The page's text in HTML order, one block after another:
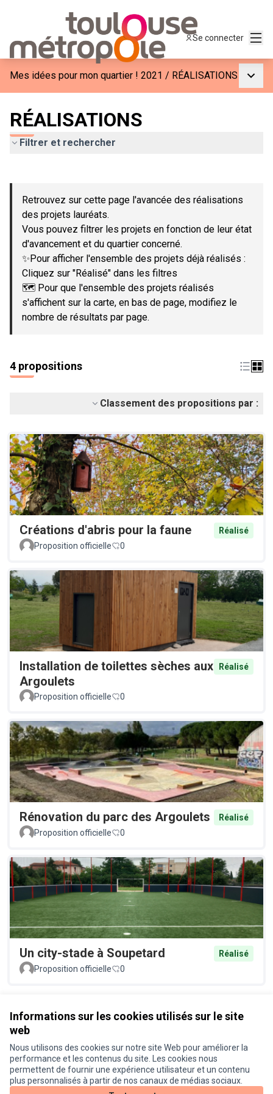
Informations sur les cookies utilisés sur le site
web
Nous utilisons des cookies sur notre site Web pour améliorer la
performance et les contenus du site. Les cookies nous
permettent de fournir une expérience utilisateur et un contenu
plus personnalisés à partir de nos canaux de médias sociaux.
Se connecter
Mes idées pour mon quartier ! 2021 / RÉALISATIONS
RÉALISATIONS
Filtrer et rechercher
−
Retrouvez sur cette page l'avancée des réalisations
des projets lauréats.
Vous pouvez filtrer les projets en fonction de leur état
d'avancement et du quartier concerné.
✨Pour afficher l'ensemble des projets déjà réalisés :
Cliquez sur "Réalisé" dans les filtres
🗺️ Pour que l'ensemble des projets réalisés
s'affichent sur la carte, en bas de page, modifiez le
nombre de résultats par page.
4 propositions
Classement des propositions par :
Créations d'abris pour la faune
Réalisé
Proposition officielle
0
Installation de toilettes sèches aux
Argoulets
Réalisé
Proposition officielle 0
Rénovation du parc des Argoulets
Réalisé
Proposition officielle
0
Un city-stade à Soupetard
Réalisé
Proposition officielle
0
Conditions d'utilisation
Paramètres des cookies
Je participe ! sur X
(Lien externe)
Je participe ! sur Facebook
Je participe ! sur Instagram